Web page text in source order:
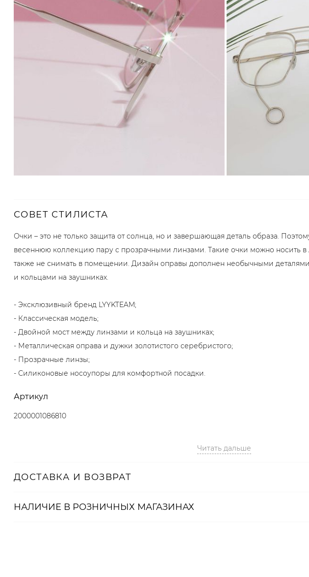
СОВЕТ СТИЛИСТА
Очки – это не только защита от солнца, но и завершающая деталь образа.
весеннюю коллекцию пару с прозрачными линзами. Такие очки можно носить в
также не снимать в помещении. Дизайн оправы дополнен необычными
и кольцами на заушниках.
- Эксклюзивный бренд LYYKTEAM;
- Классическая модель;
- Двойной мост между линзами и кольца на заушниках;
- Металлическая оправа и дужки золотистого серебристого;
- Прозрачные линзы;
- Силиконовые носоупоры для комфортной посадки.
Артикул
2000001086810
Читать дальше
ДОСТАВКА И ВОЗВРАТ
НАЛИЧИЕ В РОЗНИЧНЫХ МАГАЗИНАХ